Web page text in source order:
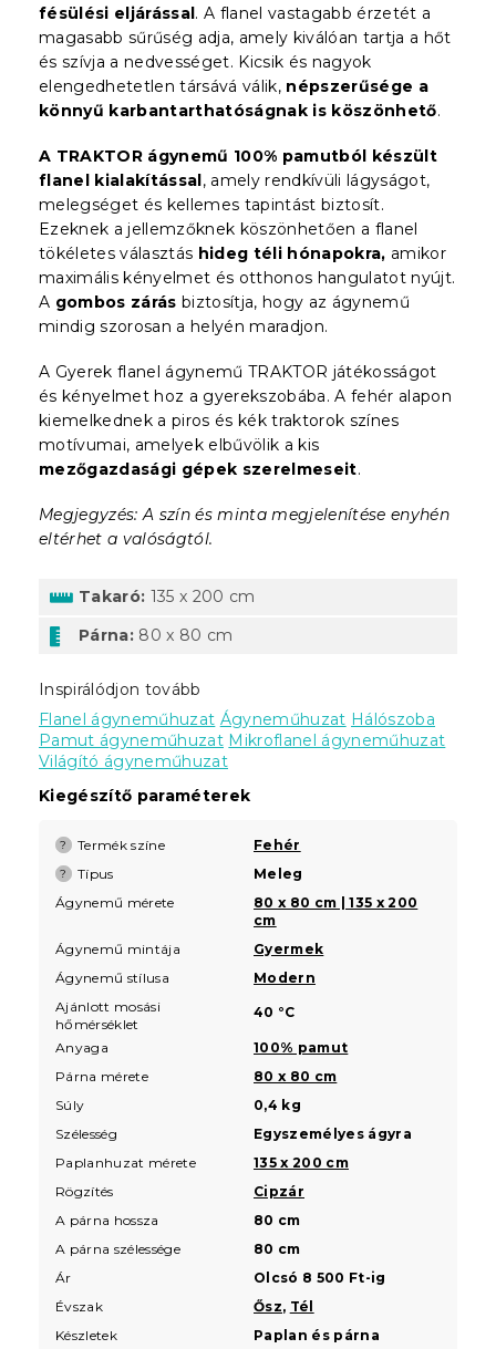
fésülési eljárással. A flanel vastagabb érzetét a
magasabb sűrűség adja, amely kiválóan tartja a hőt
és szívja a nedvességet. Kicsik és nagyok
elengedhetetlen társává válik, népszerűsége a
könnyű karbantarthatóságnak is köszönhető.
A TRAKTOR ágynemű 100% pamutból készült
flanel kialakítással, amely rendkívüli lágyságot,
melegséget és kellemes tapintást biztosít.
Ezeknek a jellemzőknek köszönhetően a flanel
tökéletes választás hideg téli hónapokra, amikor
maximális kényelmet és otthonos hangulatot nyújt.
A gombos zárás biztosítja, hogy az ágynemű
mindig szorosan a helyén maradjon.
A Gyerek flanel ágynemű TRAKTOR játékosságot
és kényelmet hoz a gyerekszobába. A fehér alapon
kiemelkednek a piros és kék traktorok színes
motívumai, amelyek elbűvölik a kis
mezőgazdasági gépek szerelmeseit.
Megjegyzés: A szín és minta megjelenítése enyhén
eltérhet a valóságtól.
Takaró: 135 x 200 cm
Párna: 80 x 80 cm
Inspirálódjon tovább
Flanel ágyneműhuzat Ágyneműhuzat Hálószoba
Pamut ágyneműhuzat Mikroflanel ágyneműhuzat
Világító ágyneműhuzat
Kiegészítő paraméterek
? Termék színe Fehér
? Típus
Meleg
Ágynemű mérete
80 x 80 cm | 135 x 200
cm
Ágynemű mintája
Gyermek
Ágynemű stílusa
Modern
Ajánlott mosási
hőmérséklet
40 °C
Anyaga
100% pamut
Párna mérete
80 x 80 cm
Súly
0,4 kg
Szélesség
Egyszemélyes ágyra
Paplanhuzat mérete
135 x 200 cm
Rögzítés
Cipzár
A párna hossza
80 cm
A párna szélessége
80 cm
Ár
Olcsó 8 500 Ft-ig
Évszak
Ősz, Tél
Készletek
Paplan és párna